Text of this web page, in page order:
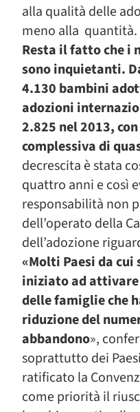
alla qualità delle
meno alla quantità.
Resta il fatto che i
sono inquietanti.
4.130 bambini
adozioni
2.825 nel 2013,
complessiva di
decrescita è stata
quattro anni e così
responsabilità non
dell’operato della
dell’adozione
«Molti Paesi da
iniziato ad
delle famiglie che
riduzione del
abbandono»,
soprattutto dei
ratificato la
come priorità il